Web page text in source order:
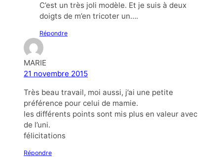
C’est un très joli modèle. Et je suis à deux
doigts de m’en tricoter un….
Répondre
MARIE
21 novembre 2015
Très beau travail, moi aussi, j’ai une petite
préférence pour celui de mamie.
les différents points sont mis plus en valeur avec
de l’uni.
félicitations
Répondre